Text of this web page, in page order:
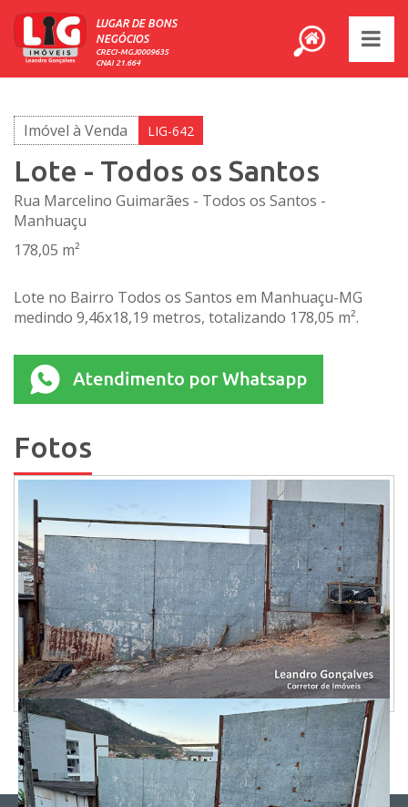
LUGAR DE BONS
NEGÓCIOS
CRECI-MGJ0009635
CNAI 21.664
Imóvel à Venda LIG-642
Lote - Todos os Santos
Rua Marcelino Guimarães - Todos os Santos -
Manhuaçu
178,05 m²
Lote no Bairro Todos os Santos em Manhuaçu-MG
medindo 9,46x18,19 metros, totalizando 178,05 m².
Fotos